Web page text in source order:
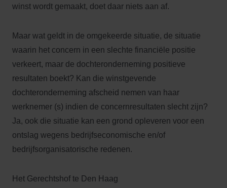
winst wordt gemaakt, doet daar niets aan af.
Maar wat geldt in de omgekeerde situatie, de situatie
waarin het concern in een slechte financiële positie
verkeert, maar de dochteronderneming positieve
resultaten boekt? Kan die winstgevende
dochteronderneming afscheid nemen van haar
werknemer (s) indien de concernresultaten slecht zijn?
Ja, ook die situatie kan een grond opleveren voor een
ontslag wegens bedrijfseconomische en/of
bedrijfsorganisatorische redenen.
Het Gerechtshof te Den Haag